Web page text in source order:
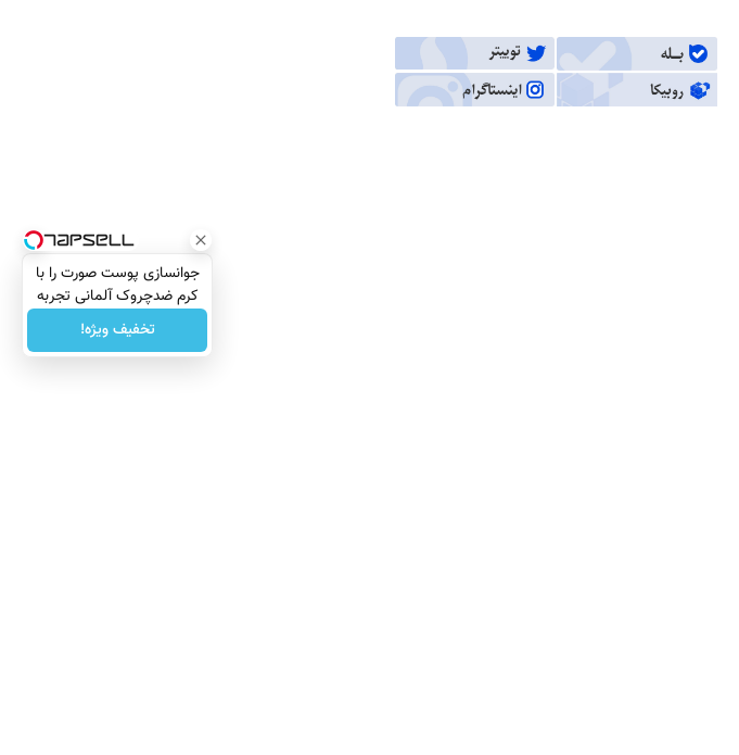
جوانسازی پوست صورت را با
کرم ضدچروک آلمانی تجربه
کنید!
تخفیف ویژه!